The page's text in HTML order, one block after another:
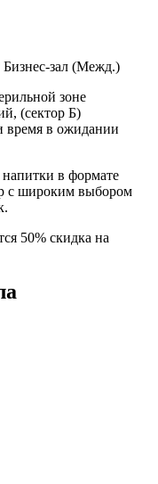
зал (Межд.)
зоне
(сектор Б)
время в ожидании
в формате
с широким выбором
50% скидка на